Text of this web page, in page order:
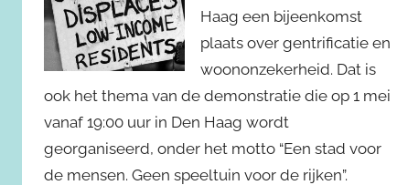
Haag een bijeenkomst
plaats over gentrificatie en
woononzekerheid. Dat is
ook het thema van de demonstratie die op 1 mei
vanaf 19:00 uur in Den Haag wordt
georganiseerd, onder het motto “Een stad voor
de mensen. Geen speeltuin voor de rijken”.